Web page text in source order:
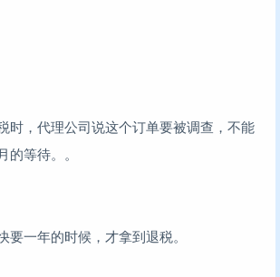
时，代理公司说这个订单要被调查，不能
的等待。。
要一年的时候，才拿到退税。